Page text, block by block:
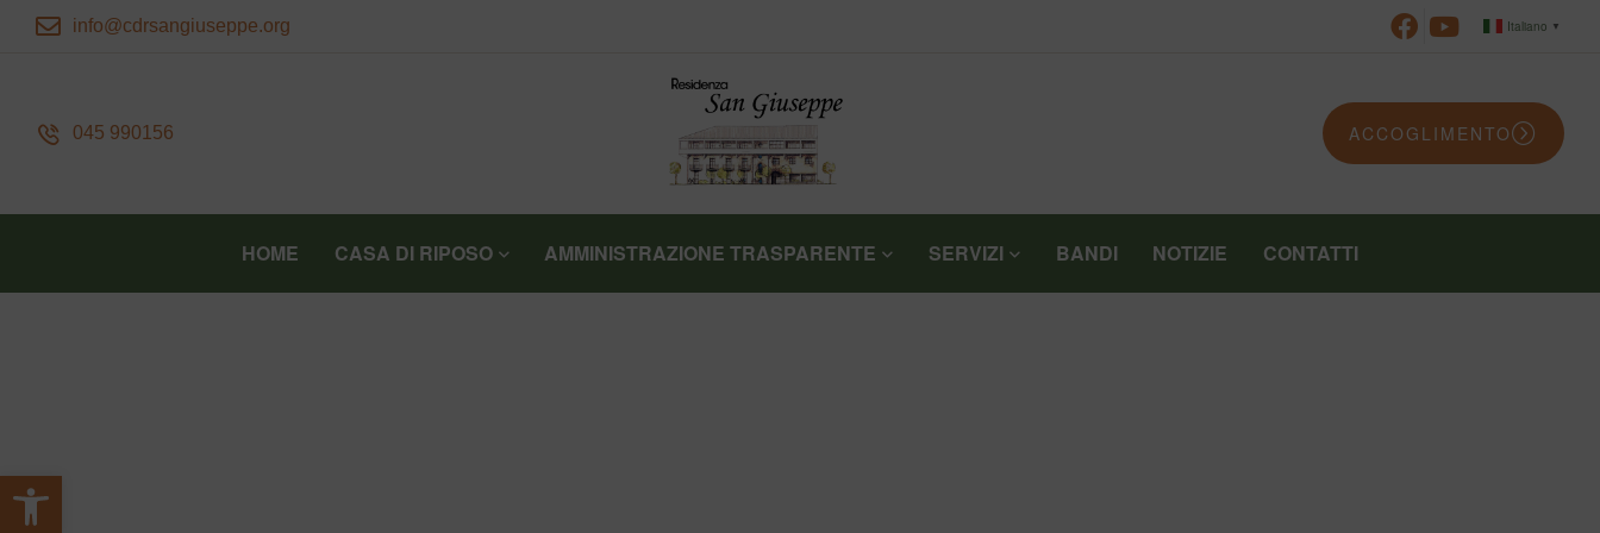
Apri la barra degli strumenti
info@cdrsangiuseppe.org Italiano ▼
045 990156 ACCOGLIMENTO
HOME CASA DI RIPOSO AMMINISTRAZIONE TRASPARENTE SERVIZI BANDI NOTIZIE CONTATTI